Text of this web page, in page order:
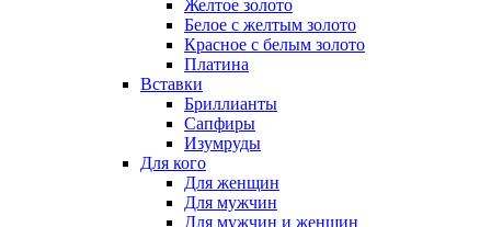
Желтое золото
Белое с желтым золото
Красное с белым золото
Платина
Вставки
Бриллианты
Сапфиры
Изумруды
Для кого
Для женщин
Для мужчин
Для мужчин и женщин